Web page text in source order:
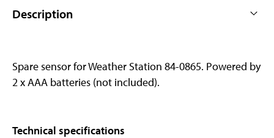
Description
Spare sensor for Weather Station 84-0865. Powered by
2 x AAA batteries (not included).
Technical specifications